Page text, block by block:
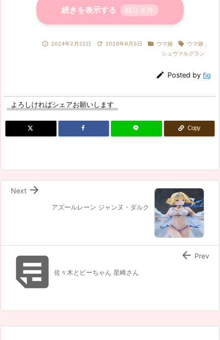
続きを表示する 残り 6 件
 2024年2月22日  2026年6月5日  ウマ娘  ウマ娘 ,
シュヴァルグラン
 Posted by fig
よろしければシェアお願いします
Copy
アズールレーン ジャンヌ・ダルク

Next
佐々木とピーちゃん 星崎さん
 Prev